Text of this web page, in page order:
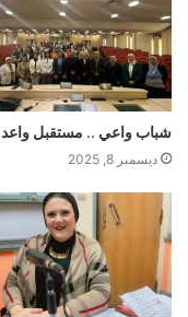
شباب واعي .. مستقبل واعد
ديسمبر 8, 2025